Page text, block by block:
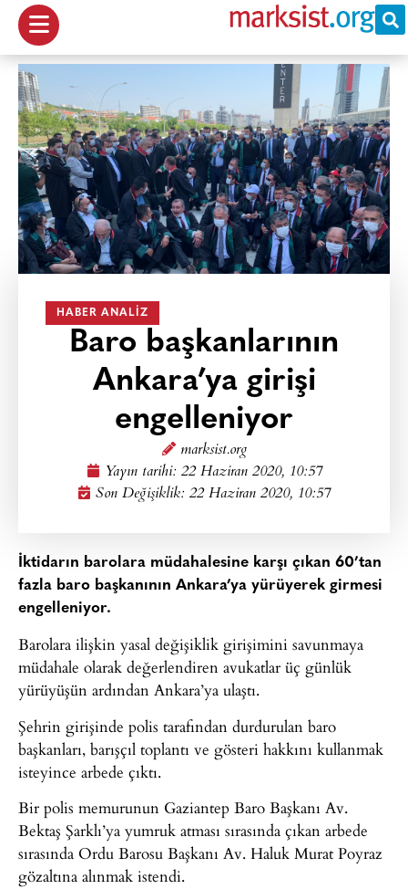
HABER ANALIZ
Baro başkanlarının
Ankara’ya girişi
engelleniyor
marksist.org
Yayın tarihi: 22 Haziran 2020, 10:57
Son Değişiklik: 22 Haziran 2020, 10:57
İktidarın barolara müdahalesine karşı çıkan 60’tan
fazla baro başkanının Ankara’ya yürüyerek girmesi
engelleniyor.
Barolara ilişkin yasal değişiklik girişimini savunmaya
müdahale olarak değerlendiren avukatlar üç günlük
yürüyüşün ardından Ankara’ya ulaştı.
Şehrin girişinde polis tarafından durdurulan baro
başkanları, barışçıl toplantı ve gösteri hakkını kullanmak
isteyince arbede çıktı.
Bir polis memurunun Gaziantep Baro Başkanı Av.
Bektaş Şarklı’ya yumruk atması sırasında çıkan arbede
sırasında Ordu Barosu Başkanı Av. Haluk Murat Poyraz
gözaltına alınmak istendi.